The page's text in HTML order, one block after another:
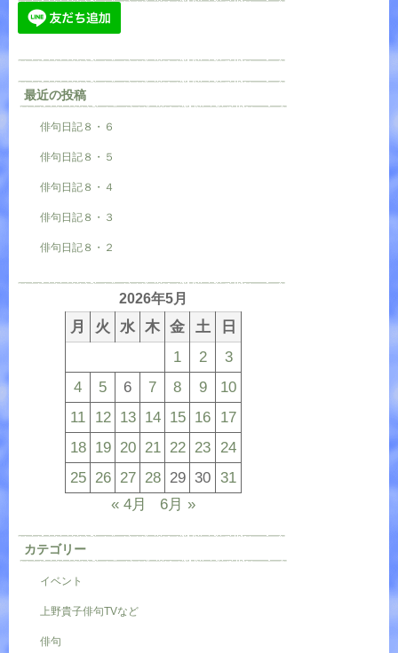
最近の投稿
俳句日記８・６
俳句日記８・５
俳句日記８・４
俳句日記８・３
俳句日記８・２
2026年5月
月 火 水 木 金 土
日
1
2
3
4
5 6 7 8 9
10
11 12 13 14 15 16 17
18 19 20 21 22 23 24
25 26 27 28 29 30 31
« 4月
6月 »
カテゴリー
イベント
上野貴子俳句TVなど
俳句